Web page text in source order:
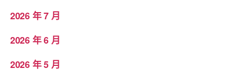
2026 年 7 月
2026 年 6 月
2026 年 5 月